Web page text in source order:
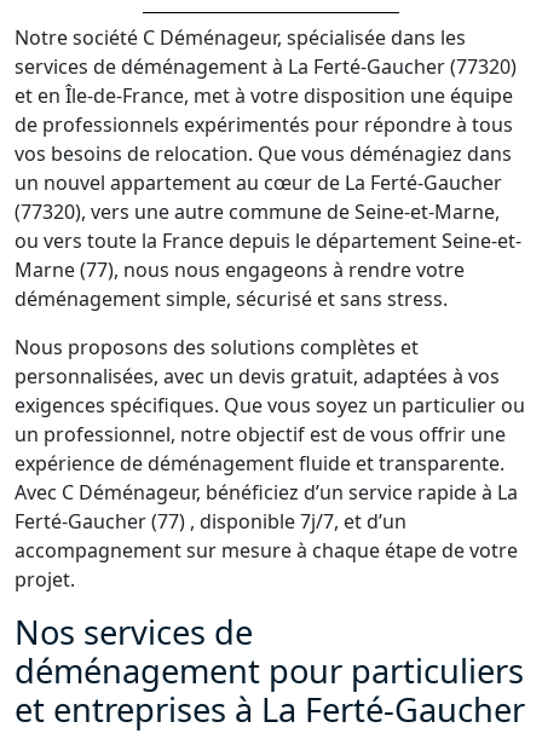
Notre société C Déménageur, spécialisée dans les
services de déménagement à La Ferté-Gaucher (77320)
et en Île-de-France, met à votre disposition une équipe
de professionnels expérimentés pour répondre à tous
vos besoins de relocation. Que vous déménagiez dans
un nouvel appartement au cœur de La Ferté-Gaucher
(77320), vers une autre commune de Seine-et-Marne,
ou vers toute la France depuis le département Seine-et-
Marne (77), nous nous engageons à rendre votre
déménagement simple, sécurisé et sans stress.
Nous proposons des solutions complètes et
personnalisées, avec un devis gratuit, adaptées à vos
exigences spécifiques. Que vous soyez un particulier ou
un professionnel, notre objectif est de vous offrir une
expérience de déménagement fluide et transparente.
Avec C Déménageur, bénéficiez d’un service rapide à La
Ferté-Gaucher (77) , disponible 7j/7, et d’un
accompagnement sur mesure à chaque étape de votre
projet.
Nos services de
déménagement pour particuliers
et entreprises à La Ferté-Gaucher